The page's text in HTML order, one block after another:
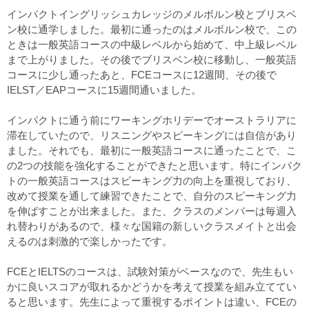
インパクトイングリッシュカレッジのメルボルン校とブリスベ
ン校に通学しました。最初に通ったのはメルボルン校で、この
ときは一般英語コースの中級レベルから始めて、中上級レベル
まで上がりました。その後でブリスベン校に移動し、一般英語
コースに少し通ったあと、FCEコースに12週間、その後で
IELST／EAPコースに15週間通いました。
インパクトに通う前にワーキングホリデーでオーストラリアに
滞在していたので、リスニングやスピーキングには自信があり
ました。それでも、最初に一般英語コースに通ったことで、こ
の2つの技能を強化することができたと思います。特にインパク
トの一般英語コースはスピーキング力の向上を重視しており、
改めて授業を通して練習できたことで、自分のスピーキング力
を伸ばすことが出来ました。また、クラスのメンバーは毎週入
れ替わりがあるので、様々な国籍の新しいクラスメイトと出会
えるのは刺激的で楽しかったです。
FCEとIELTSのコースは、試験対策がベースなので、先生もい
かに良いスコアが取れるかどうかを考えて授業を組み立ててい
ると思います。先生によって重視するポイントは違い、FCEの